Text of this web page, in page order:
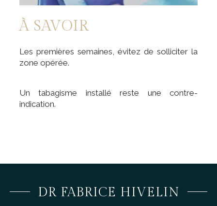
À SAVOIR
Les premières semaines, évitez de solliciter la
zone opérée.
Un tabagisme installé reste une contre-
indication.
DR FABRICE HIVELIN